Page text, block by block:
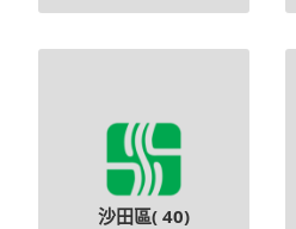
沙田區( 40)